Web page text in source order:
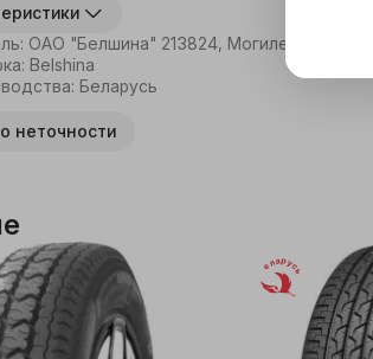
: ОАО "Белшина" 213824, Могилевская
: Belshina
: Беларусь
неточности
Беларусь